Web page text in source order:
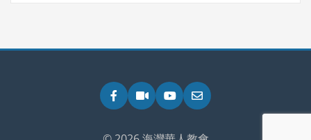
Facebook
ZoomYouTube
Email